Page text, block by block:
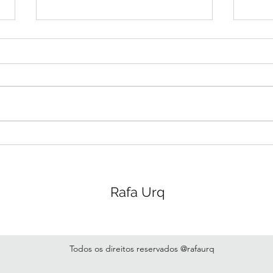
E de fato o que é sonhar?
Um verbo. Pronto, até aqui
conectar com qualquer...
Rafa Urq
Todos os direitos reservados @rafaurq